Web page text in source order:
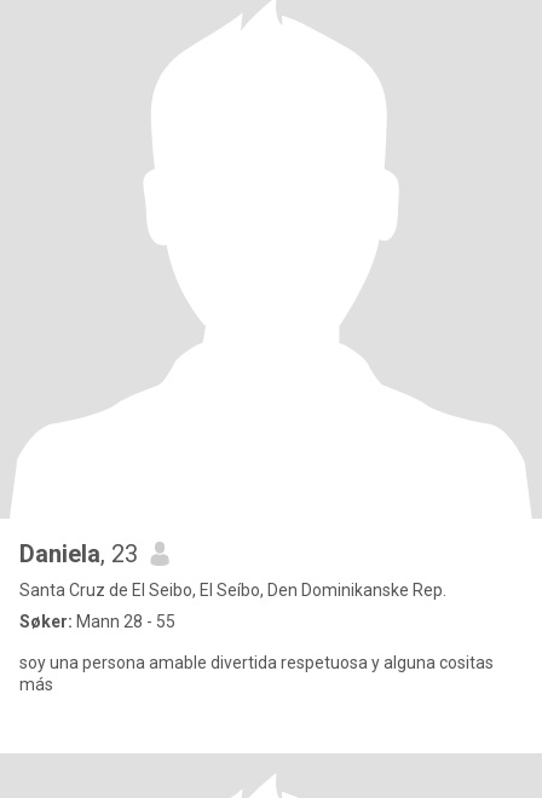
Daniela, 23
Santa Cruz de El Seibo, El Seíbo, Den Dominikanske Rep.
Søker: Mann 28 - 55
soy una persona amable divertida respetuosa y alguna cositas
más